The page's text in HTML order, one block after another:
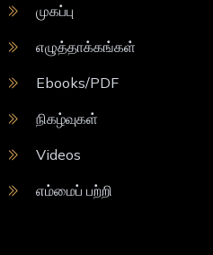
முகப்பு
எழுத்தாக்கங்கள்
Ebooks/PDF
நிகழ்வுகள்
Videos
எம்மைப் பற்றி